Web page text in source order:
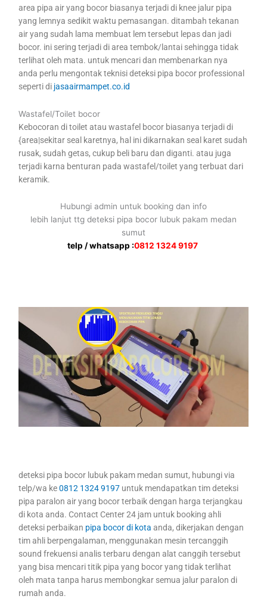
area pipa air yang bocor biasanya terjadi di knee jalur pipa
yang lemnya sedikit waktu pemasangan. ditambah tekanan
air yang sudah lama membuat lem tersebut lepas dan jadi
bocor. ini sering terjadi di area tembok/lantai sehingga tidak
terlihat oleh mata. untuk mencari dan membenarkan nya
anda perlu mengontak teknisi deteksi pipa bocor professional
seperti di jasaairmampet.co.id
Wastafel/Toilet bocor
Kebocoran di toilet atau wastafel bocor biasanya terjadi di
{area|sekitar seal karetnya, hal ini dikarnakan seal karet sudah
rusak, sudah getas, cukup beli baru dan diganti. atau juga
terjadi karna benturan pada wastafel/toilet yang terbuat dari
keramik.
Hubungi admin untuk booking dan info
lebih lanjut ttg deteksi pipa bocor lubuk pakam medan
sumut
telp / whatsapp :0812 1324 9197
deteksi pipa bocor lubuk pakam medan sumut, hubungi via
telp/wa ke0812 1324 9197 untuk mendapatkan tim deteksi
pipa paralon air yang bocor terbaik dengan harga terjangkau
di kota anda. Contact Center 24 jam untuk booking ahli
deteksi perbaikan pipa bocor di kota anda, dikerjakan dengan
tim ahli berpengalaman, menggunakan mesin tercanggih
sound frekuensi analis terbaru dengan alat canggih tersebut
yang bisa mencari titik pipa yang bocor yang tidak terlihat
oleh mata tanpa harus membongkar semua jalur paralon di
rumah anda.